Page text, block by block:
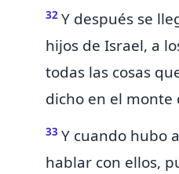
32 Y después se
hijos de Israel, a
todas las cosas
dicho en el monte
33 Y cuando hubo
hablar con ellos,